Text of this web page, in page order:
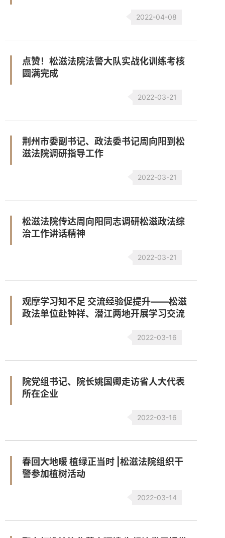
2022-04-08
点赞！松滋法院法警大队实战化训练考核
圆满完成
2022-03-21
荆州市委副书记、政法委书记周向阳到松
滋法院调研指导工作
2022-03-21
松滋法院传达周向阳同志调研松滋政法综
治工作讲话精神
2022-03-21
观摩学习知不足 交流经验促提升——松滋
政法单位赴钟祥、潜江两地开展学习交流
2022-03-16
院党组书记、院长姚国卿走访省人大代表
所在企业
2022-03-16
春回大地暖 植绿正当时 |松滋法院组织干
警参加植树活动
2022-03-14